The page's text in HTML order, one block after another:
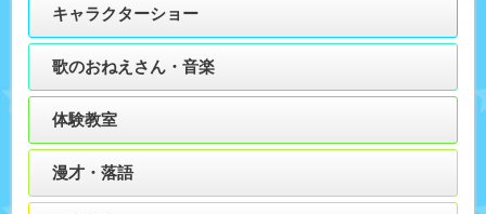
キャラクターショー
歌のおねえさん・音楽
体験教室
漫才・落語